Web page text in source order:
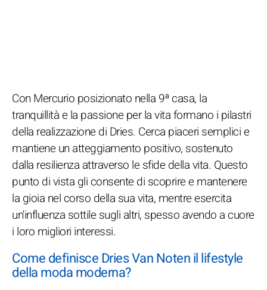
Con Mercurio posizionato nella 9ª casa, la
tranquillità e la passione per la vita formano i pilastri
della realizzazione di Dries. Cerca piaceri semplici e
mantiene un atteggiamento positivo, sostenuto
dalla resilienza attraverso le sfide della vita. Questo
punto di vista gli consente di scoprire e mantenere
la gioia nel corso della sua vita, mentre esercita
un'influenza sottile sugli altri, spesso avendo a cuore
i loro migliori interessi.
Come definisce Dries Van Noten il lifestyle
della moda moderna?